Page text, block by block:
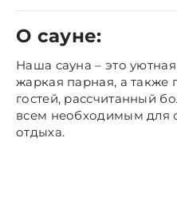
О сауне:
Наша сауна – это
жаркая парная, а также
гостей, рассчитанный
всем необходимым для
отдыха.